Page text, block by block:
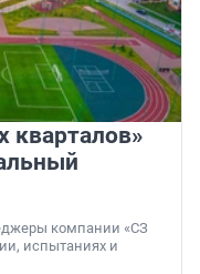
кварталов»
компании «СЗ
испытаниях и